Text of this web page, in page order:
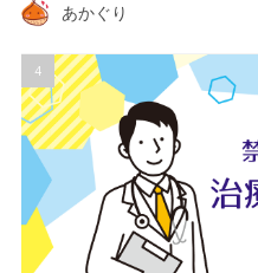
あかぐり